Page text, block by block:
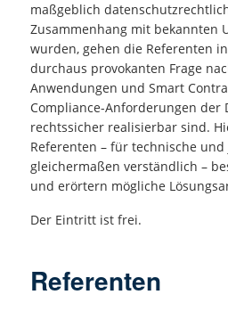
maßgeblich
Zusammenhang mit bekannten
wurden, gehen die Referenten
durchaus provokanten Frage
Anwendungen und Smart
Compliance-Anforderungen der
rechtssicher realisierbar sind.
Referenten – für technische
gleichermaßen verständlich –
und erörtern mögliche
Der Eintritt ist frei.
Referenten